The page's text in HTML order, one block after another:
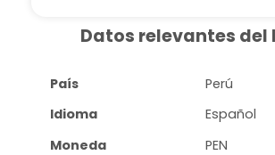
Datos relevantes del
País
Perú
Idioma
Español
Moneda
PEN